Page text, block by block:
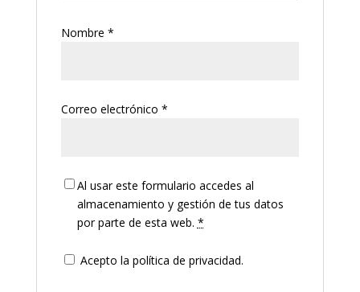
Nombre *
Correo electrónico *
Al usar este formulario accedes al
almacenamiento y gestión de tus datos
por parte de esta web. *
Acepto la política de privacidad.